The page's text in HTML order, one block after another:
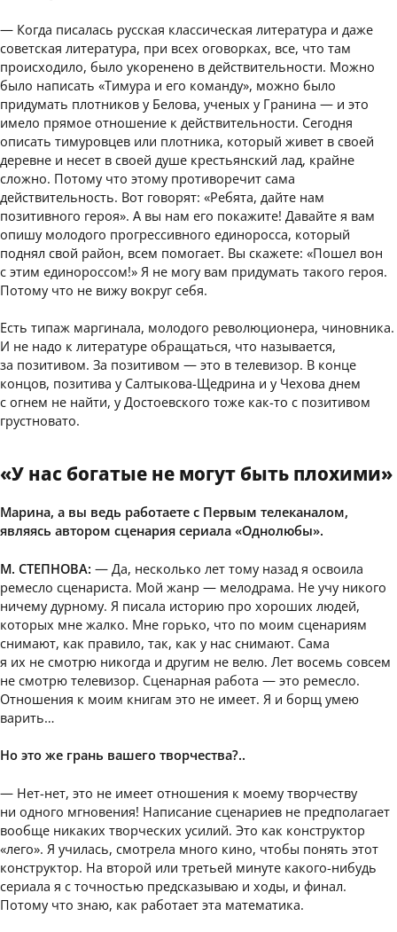
— Когда писалась русская классическая литература и даже
советская литература, при всех оговорках, все, что там
происходило, было укоренено в действительности. Можно
было написать «Тимура и его команду», можно было
придумать плотников у Белова, ученых у Гранина — и это
имело прямое отношение к действительности. Сегодня
описать тимуровцев или плотника, который живет в своей
деревне и несет в своей душе крестьянский лад, крайне
сложно. Потому что этому противоречит сама
действительность. Вот говорят: «Ребята, дайте нам
позитивного героя». А вы нам его покажите! Давайте я вам
опишу молодого прогрессивного единоросса, который
поднял свой район, всем помогает. Вы скажете: «Пошел вон
с этим единороссом!» Я не могу вам придумать такого героя.
Потому что не вижу вокруг себя.
Есть типаж маргинала, молодого революционера, чиновника.
И не надо к литературе обращаться, что называется,
за позитивом. За позитивом — это в телевизор. В конце
концов, позитива у Салтыкова-Щедрина и у Чехова днем
с огнем не найти, у Достоевского тоже как-то с позитивом
грустновато.
«У нас богатые не могут быть плохими»
Марина, а вы ведь работаете с Первым телеканалом,
являясь автором сценария сериала «Однолюбы».
М. СТЕПНОВА: — Да, несколько лет тому назад я освоила
ремесло сценариста. Мой жанр — мелодрама. Не учу никого
ничему дурному. Я писала историю про хороших людей,
которых мне жалко. Мне горько, что по моим сценариям
снимают, как правило, так, как у нас снимают. Сама
я их не смотрю никогда и другим не велю. Лет восемь совсем
не смотрю телевизор. Сценарная работа — это ремесло.
Отношения к моим книгам это не имеет. Я и борщ умею
варить…
Но это же грань вашего творчества?..
— Нет-нет, это не имеет отношения к моему творчеству
ни одного мгновения! Написание сценариев не предполагает
вообще никаких творческих усилий. Это как конструктор
«лего». Я училась, смотрела много кино, чтобы понять этот
конструктор. На второй или третьей минуте какого-нибудь
сериала я с точностью предсказываю и ходы, и финал.
Потому что знаю, как работает эта математика.